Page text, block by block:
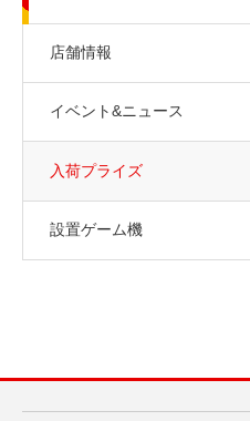
店舗情報
イベント&ニュース
入荷プライズ
設置ゲーム機